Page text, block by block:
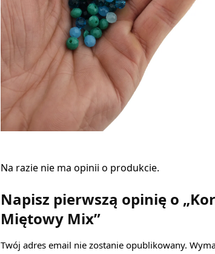
Na razie nie ma opinii o produkcie.
Napisz pierwszą opinię o
Miętowy Mix”
Twój adres email nie zostanie opublikowany.